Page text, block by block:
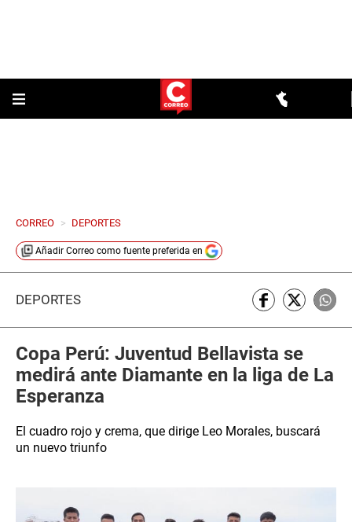
CORREO > DEPORTES
Añadir Correo como fuente preferida en
DEPORTES
Copa Perú: Juventud Bellavista se
medirá ante Diamante en la liga de La
Esperanza
El cuadro rojo y crema, que dirige Leo Morales, buscará
un nuevo triunfo